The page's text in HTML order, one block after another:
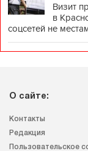
Визит
в
соцсетей не
О сайте:
Контакты
Редакция
Пользовательское